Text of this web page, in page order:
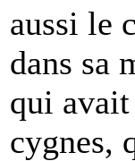
aussi le
dans sa
qui
cygnes,